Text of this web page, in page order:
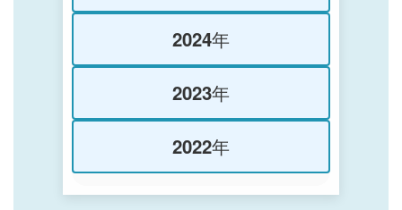
2024年
2023年
2022年